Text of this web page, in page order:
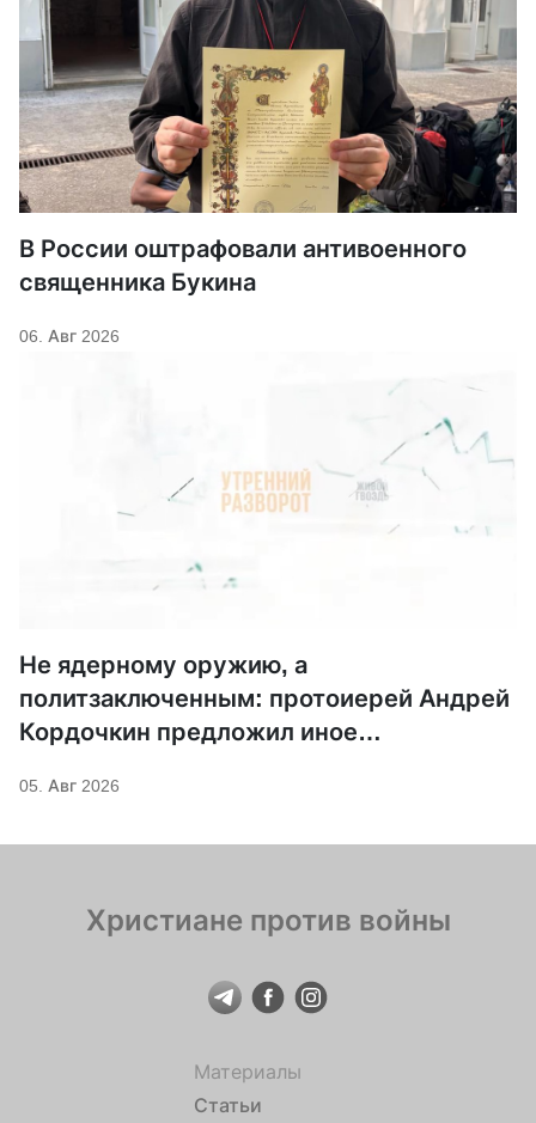
В России оштрафовали антивоенного
священника Букина
06. Авг 2026
Не ядерному оружию, а
политзаключенным: протоиерей Андрей
Кордочкин предложил иное
Саровского
05. Авг 2026
Христиане против войны
Материалы
Статьи